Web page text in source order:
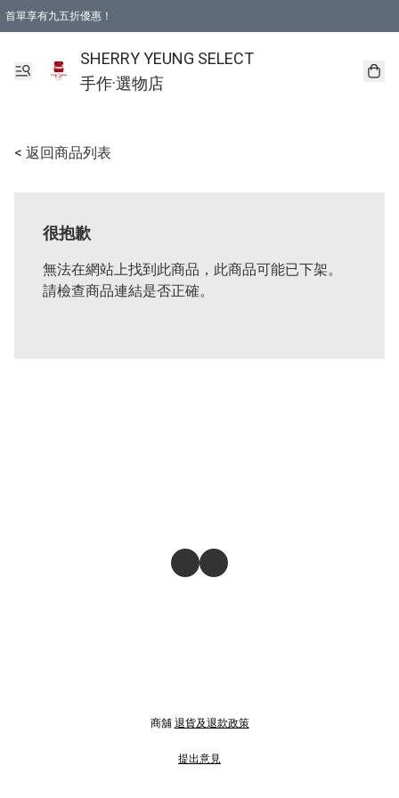
首單享有九五折優惠！
SHERRY YEUNG SELECT
手作·選物店
< 返回商品列表
很抱歉
無法在網站上找到此商品，此商品可能已下架。
請檢查商品連結是否正確。
商舖 退貨及退款政策
提出意見